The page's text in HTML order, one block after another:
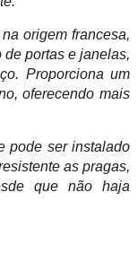
origem francesa,
portas e janelas,
Proporciona um
oferecendo mais
pode ser instalado
as pragas,
que não haja